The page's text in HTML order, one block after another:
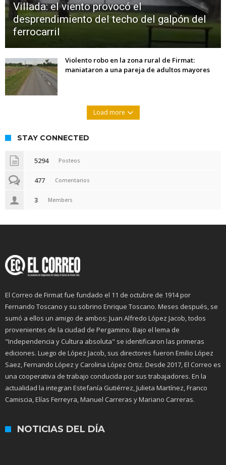
Villada: el viento provocó el
desprendimiento del techo del galpón del
ferrocarril
Violento robo en la zona rural de Firmat:
maniataron a una pareja de adultos mayores
Load more
STAY CONNECTED
5294 Posteos
477 Comentarios
3 Members
El Correo de Firmat fue fundado el 11 de octubre de 1914 por
Fernando Toscano y su sobrino Enrique Toscano. Meses después, se
sumó a ellos un amigo de ambos: Juan Alfredo López Jacob, todos
provenientes de la ciudad de Pergamino. Bajo el lema de
"Independencia y Cultura absoluta" se identificaron las primeras
ediciones. Luego de López Jacob, sus directores fueron Emilio López
Saez, Fernando López y Carolina López Ortiz. Desde 2017, El Correo es
una cooperativa de trabajo conducida por sus trabajadores. En la
actualidad la integran Estefanía Gutiérrez, Julieta Martínez, Franco
Camiscia, Elías Ferreyra, Manuel Carreras y Mariano Carreras.
NOTICIAS DEL DÍA